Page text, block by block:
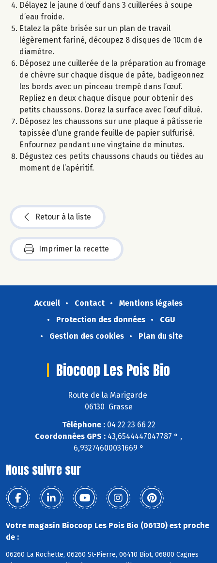
Délayez le jaune d’œuf dans 3 cuillerées à soupe
d’eau froide.
Etalez la pâte brisée sur un plan de travail
légèrement fariné, découpez 8 disques de 10cm de
diamètre.
Déposez une cuillerée de la préparation au fromage
de chèvre sur chaque disque de pâte, badigeonnez
les bords avec un pinceau trempé dans l’œuf.
Repliez en deux chaque disque pour obtenir des
petits chaussons. Dorez la surface avec l’œuf dilué.
Déposez les chaussons sur une plaque à pâtisserie
tapissée d’une grande feuille de papier sulfurisé.
Enfournez pendant une vingtaine de minutes.
Dégustez ces petits chaussons chauds ou tièdes au
moment de l’apéritif.
Retour à la liste
Imprimer la recette
Accueil Contact
Mentions légales
Protection des données
CGU
Gestion des cookies
Plan du site
Biocoop Les Pois Bio
Route de la Marigarde
06130 Grasse
Téléphone :04 22 23 66 22
Coordonnées GPS : 43,6544447047787 ° ,
6,93274600031669 °
Nous suivre sur
Votre magasin Biocoop Les Pois Bio (06130) est proche
de :
06260 La Rochette, 06260 St-Pierre, 06410 Biot, 06800 Cagnes